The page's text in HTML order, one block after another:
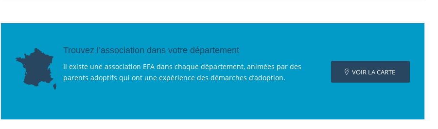
Trouvez l’association dans votre département
Il existe une association EFA dans chaque département, animées par des
parents adoptifs qui ont une expérience des démarches d’adoption.
VOIR LA CARTE